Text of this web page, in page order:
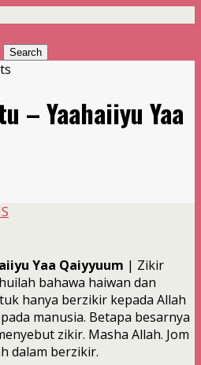
– Yaahaiiyu Yaa
Yaa Qaiyyuum | Zikir
bahawa haiwan dan
hanya berzikir kepada Allah
manusia. Betapa besarnya
zikir. Masha Allah. Jom
dalam berzikir.